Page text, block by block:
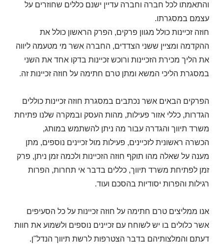
והתאמתו לכל חברה וחברה עדיין ישנם כללים שחוזרים על
עצמם במסגרתו.
חוזה זכיינות כולל מגוון פרקים, הפרק הראשון כולל את
ההקדמה ומציין ששני הצדדים, החברה אשר מי מטעמה ליווה
את הליך מכירת הזכיינות ורוכש זכיינות בדקו אחד את השני
במסגרת הליכי המשא ומתן טרם חתימה על חוזה זכיינות זה.
הפרקים הבאים אשר נכתבים במסגרת חוזה זכיינות כוללים
הגדרות, כללי אזור פעילות, מהות העסק ובמקרה שלנו פתיחת
משרד תיווך והגדרה עבור מה ניתן להשתמש במותג,
הכשרה ראשונית לזכיינים, פעילות מול זכיינים נוספים, מתן
מענה על שאלה מהו תוקף חוזה הזכיינות ולכמה זמן ניתן, פרק
זמן לפתיחת משרד תיווך, כללים בדבר אי תחרות, הפרות
רגילות והפרות יסודיות בהסכם ועוד.
אנו ממליצים טרם חתימה על חוזה זכיינות על כל הסעיפים
אשר כלולים בו יש לשוחח עם זכיינים נוספים ולשמוע את חוות
דעתם והמלצותיהם בדבר הצטרפות לרשת תיווך הנדל"ן.